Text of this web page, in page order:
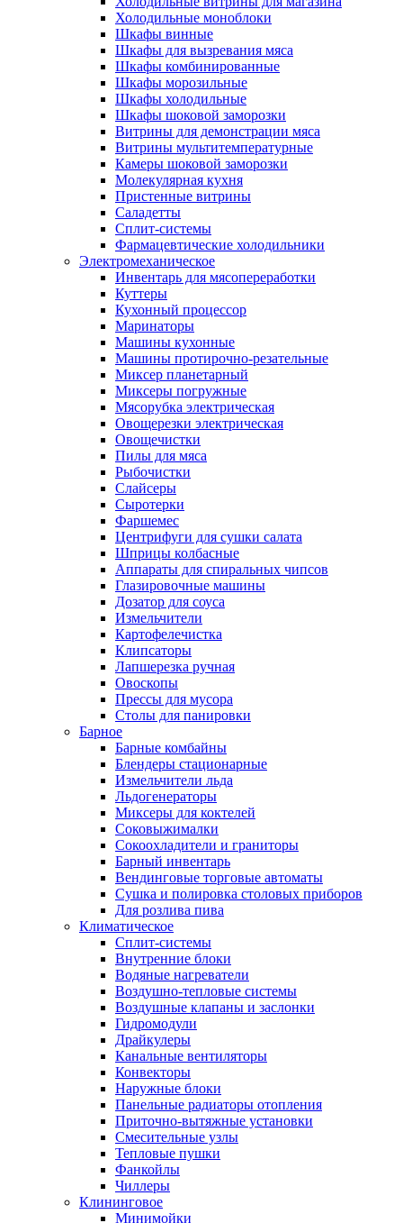
Холодильные моноблоки
Шкафы винные
Шкафы для вызревания мяса
Шкафы комбинированные
Шкафы морозильные
Шкафы холодильные
Шкафы шоковой заморозки
Витрины для демонстрации мяса
Витрины мультитемпературные
Камеры шоковой заморозки
Молекулярная кухня
Пристенные витрины
Саладетты
Сплит-системы
Фармацевтические холодильники
Электромеханическое
Инвентарь для мясопереработки
Куттеры
Кухонный процессор
Маринаторы
Машины кухонные
Машины протирочно-резательные
Миксер планетарный
Миксеры погружные
Мясорубка электрическая
Овощерезки электрическая
Овощечистки
Пилы для мяса
Рыбочистки
Слайсеры
Сыротерки
Фаршемес
Центрифуги для сушки салата
Шприцы колбасные
Аппараты для спиральных чипсов
Глазировочные машины
Дозатор для соуса
Измельчители
Картофелечистка
Клипсаторы
Лапшерезка ручная
Овоскопы
Прессы для мусора
Столы для панировки
Барное
Барные комбайны
Блендеры стационарные
Измельчители льда
Льдогенераторы
Миксеры для коктелей
Соковыжималки
Сокоохладители и граниторы
Барный инвентарь
Вендинговые торговые автоматы
Сушка и полировка столовых приборов
Для розлива пива
Климатическое
Сплит-системы
Внутренние блоки
Водяные нагреватели
Воздушно-тепловые системы
Воздушные клапаны и заслонки
Гидромодули
Драйкулеры
Канальные вентиляторы
Конвекторы
Наружные блоки
Панельные радиаторы отопления
Приточно-вытяжные установки
Смесительные узлы
Тепловые пушки
Фанкойлы
Чиллеры
Клининговое
Минимойки